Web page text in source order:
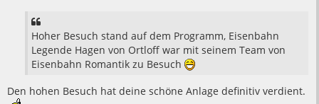
Hoher Besuch stand auf dem Programm, Eisenbahn
Legende Hagen von Ortloff war mit seinem Team von
Eisenbahn Romantik zu Besuch
Den hohen Besuch hat deine schöne Anlage definitiv verdient.